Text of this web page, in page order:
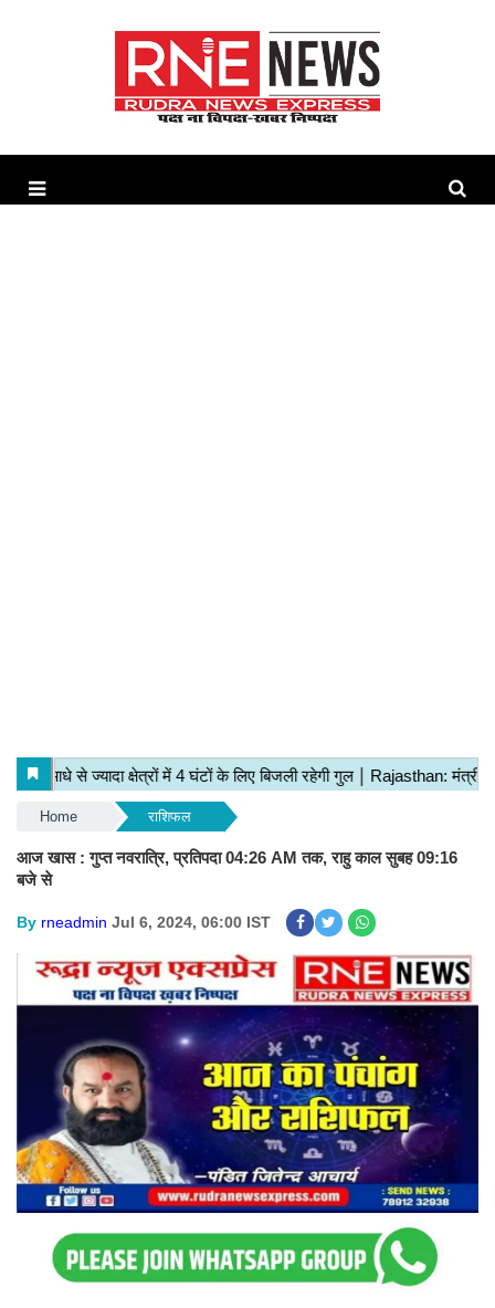
Home राशिफल
आज खास : गुप्त नवरात्रि, प्रतिपदा 04:26 AM तक, राहु काल सुबह 09:16
बजे से
By rneadmin Jul 6, 2024, 06:00 IST